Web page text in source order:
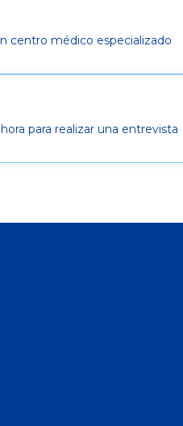
centro médico especializado
para realizar una entrevista